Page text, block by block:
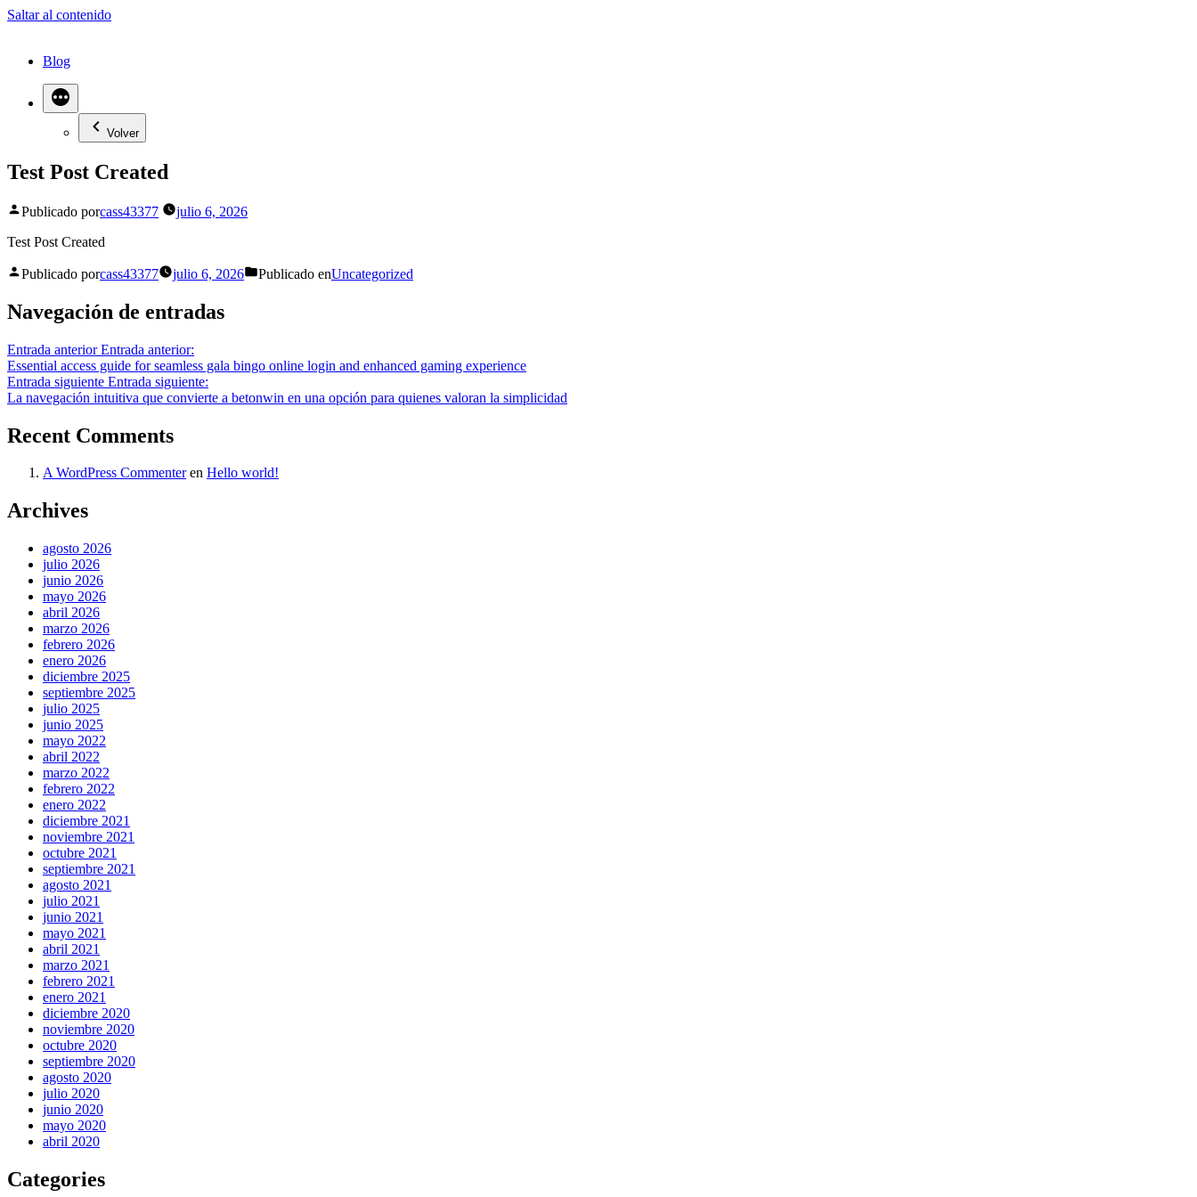
Saltar al contenido
Blog
Volver
Test Post Created
Publicado porcass43377
julio 6, 2026
Test Post Created
Publicado porcass43377 julio 6, 2026 Publicado enUncategorized
Navegación de entradas
Entrada anterior Entrada anterior:
Essential access guide for seamless gala bingo online login and enhanced gaming experience
Entrada siguiente Entrada siguiente:
La navegación intuitiva que convierte a betonwin en una opción para quienes valoran la simplicidad
Recent Comments
A WordPress Commenteren Hello world!
Archives
agosto 2026
julio 2026
junio 2026
mayo 2026
abril 2026
marzo 2026
febrero 2026
enero 2026
diciembre 2025
septiembre 2025
julio 2025
junio 2025
mayo 2022
abril 2022
marzo 2022
febrero 2022
enero 2022
diciembre 2021
noviembre 2021
octubre 2021
septiembre 2021
agosto 2021
julio 2021
junio 2021
mayo 2021
abril 2021
marzo 2021
febrero 2021
enero 2021
diciembre 2020
noviembre 2020
octubre 2020
septiembre 2020
agosto 2020
julio 2020
junio 2020
mayo 2020
abril 2020
Categories